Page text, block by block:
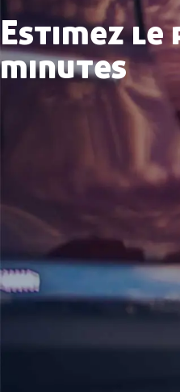
Estimez le
minutes